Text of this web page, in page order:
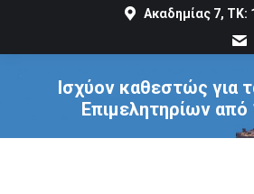
Ακαδημίας 7, ΤΚ:
Ισχύον καθεστώς για
Επιμελητηρίων από
You